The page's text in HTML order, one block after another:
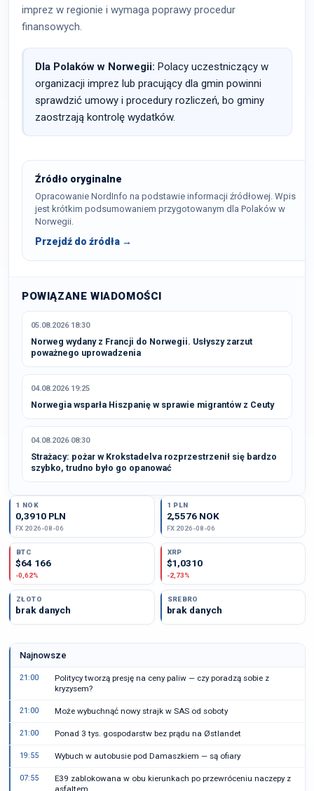
imprez w regionie i wymaga poprawy procedur
finansowych.
Dla Polaków w Norwegii: Polacy uczestniczący w
organizacji imprez lub pracujący dla gmin powinni
sprawdzić umowy i procedury rozliczeń, bo gminy
zaostrzają kontrolę wydatków.
Źródło oryginalne
Opracowanie NordInfo na podstawie informacji źródłowej. Wpis
jest krótkim podsumowaniem przygotowanym dla Polaków w
Norwegii.
Przejdź do źródła →
POWIĄZANE WIADOMOŚCI
05.08.2026 18:30
Norweg wydany z Francji do Norwegii. Usłyszy zarzut
poważnego uprowadzenia
04.08.2026 19:25
Norwegia wsparła Hiszpanię w sprawie migrantów z Ceuty
04.08.2026 08:30
Strażacy: pożar w Krokstadelva rozprzestrzenił się bardzo
szybko, trudno było go opanować
1 NOK
0,3910 PLN
FX 2026-08-06
1 PLN
2,5576 NOK
FX 2026-08-06
BTC
$64 166
-0,62%
XRP
$1,0310
-2,73%
ZŁOTO
brak danych
SREBRO
brak danych
Najnowsze
21:00
Politycy tworzą presję na ceny paliw — czy poradzą sobie z
kryzysem?
21:00 Może wybuchnąć nowy strajk w SAS od soboty
21:00 Ponad 3 tys. gospodarstw bez prądu na Østlandet
19:55 Wybuch w autobusie pod Damaszkiem — są ofiary
07:55
E39 zablokowana w obu kierunkach po przewróceniu naczepy z
asfaltem